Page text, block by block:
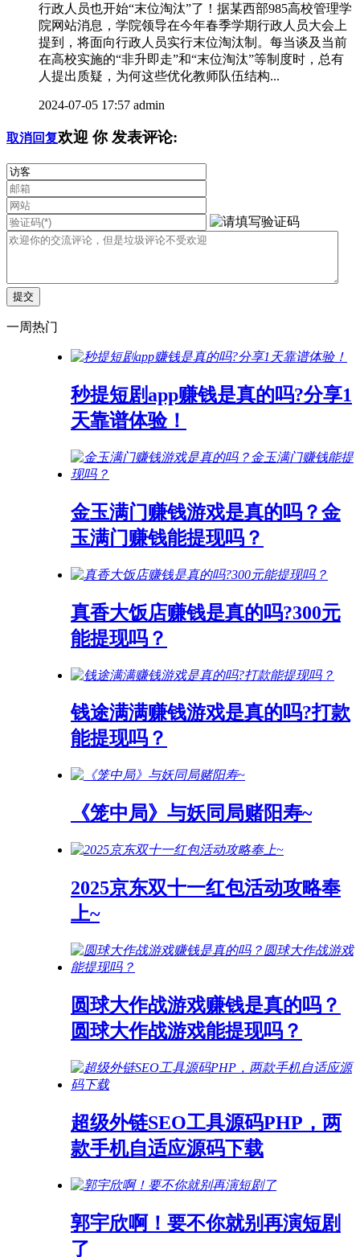
行政人员也开始“末位淘汰”了！据某西部985高校管理学
院网站消息，学院领导在今年春季学期行政人员大会上
提到，将面向行政人员实行末位淘汰制。每当谈及当前
在高校实施的“非升即走”和“末位淘汰”等制度时，总有
人提出质疑，为何这些优化教师队伍结构...
2024-07-05 17:57 admin
取消回复欢迎 你发表评论:
一周热门
秒提短剧app赚钱是真的吗?分享1
天靠谱体验！
金玉满门赚钱游戏是真的吗？金
玉满门赚钱能提现吗？
真香大饭店赚钱是真的吗?300元
能提现吗？
钱途满满赚钱游戏是真的吗?打款
能提现吗？
《笼中局》与妖同局赌阳寿~
2025京东双十一红包活动攻略奉
上~
圆球大作战游戏赚钱是真的吗？
圆球大作战游戏能提现吗？
超级外链SEO工具源码PHP，两
款手机自适应源码下载
郭宇欣啊！要不你就别再演短剧
了